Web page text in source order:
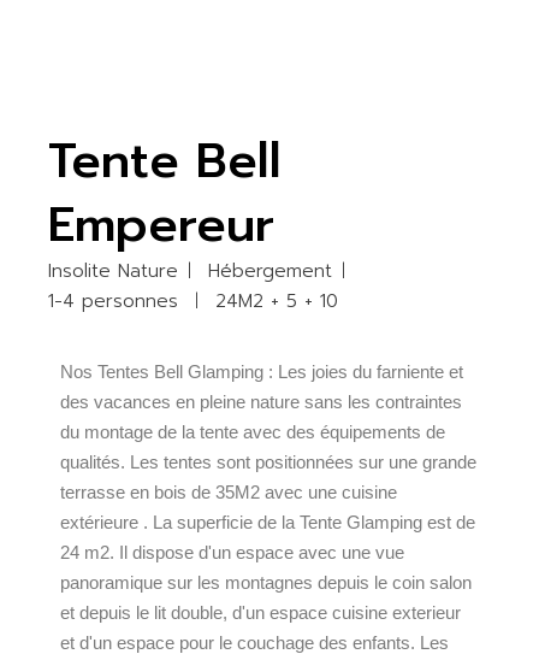
Tente Bell
Empereur
Insolite Nature
Hébergement
1-4 personnes
24M2 + 5 + 10
Nos Tentes Bell Glamping : Les joies du farniente et
des vacances en pleine nature sans les contraintes
du montage de la tente avec des équipements de
qualités. Les tentes sont positionnées sur une grande
terrasse en bois de 35M2 avec une cuisine
extérieure . La superficie de la Tente Glamping est de
24 m2. Il dispose d'un espace avec une vue
panoramique sur les montagnes depuis le coin salon
et depuis le lit double, d'un espace cuisine exterieur
et d'un espace pour le couchage des enfants. Les